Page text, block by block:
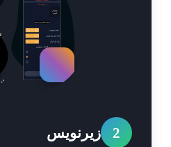
زیرنویس